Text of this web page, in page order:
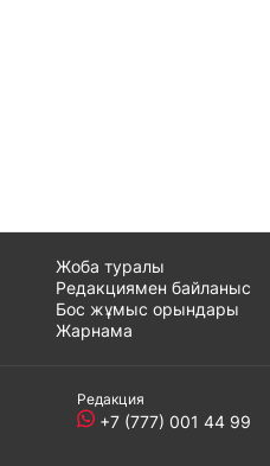
Жоба туралы
Редакциямен байланыс
Бос жұмыс орындары
Жарнама
Редакция
+7 (777) 001 44 99